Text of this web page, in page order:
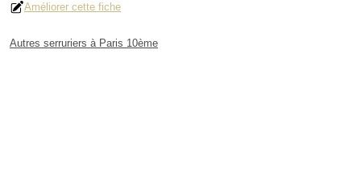
Améliorer cette fiche
Autres serruriers à Paris 10ème